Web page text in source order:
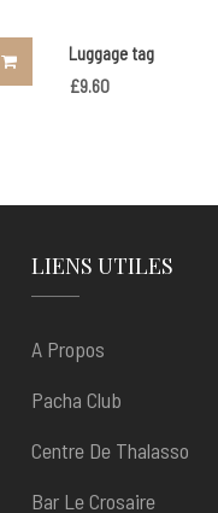
Luggage tag
£9.60
LIENS UTILES
A Propos
Pacha Club
Centre De Thalasso
Bar Le Crosaire